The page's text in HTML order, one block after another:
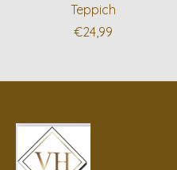
Teppich
€24,99